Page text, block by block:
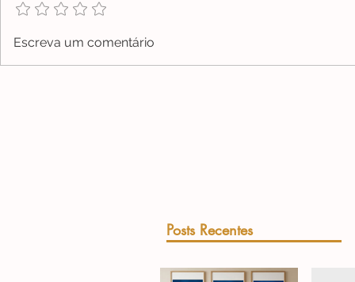
Escreva um comentário
Posts Recentes